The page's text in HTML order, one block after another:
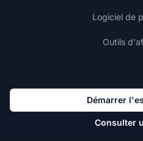
Logiciel de
Outils
Démarrer
Consulter